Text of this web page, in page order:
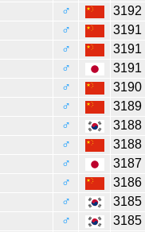
♂
3192
♂
3191
♂
3191
♂
3191
♂
3190
♂
3189
♂
3188
♂
3188
♂
3187
♂
3186
♂
3185
♂
3185